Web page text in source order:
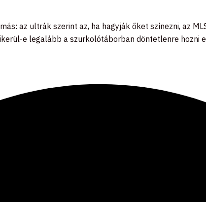
az ultrák szerint az, ha hagyják őket színezni, az
e legalább a szurkolótáborban döntetlenre hozni